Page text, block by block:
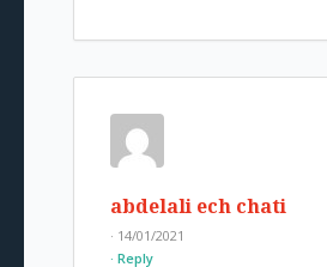
abdelali ech chati
· 14/01/2021
Reply